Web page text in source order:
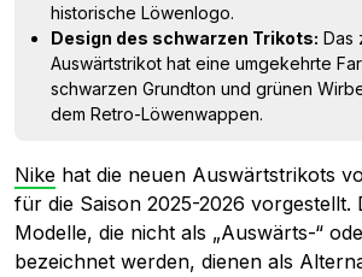
historische Löwenlogo.
Design des schwarzen Trikots: Das
Auswärtstrikot hat eine umgekehrte
schwarzen Grundton und grünen
dem Retro-Löwenwappen.
Nike hat die neuen Auswärtstrikots
für die Saison 2025-2026 vorgestellt.
Modelle, die nicht als „Auswärts-“
bezeichnet werden, dienen als